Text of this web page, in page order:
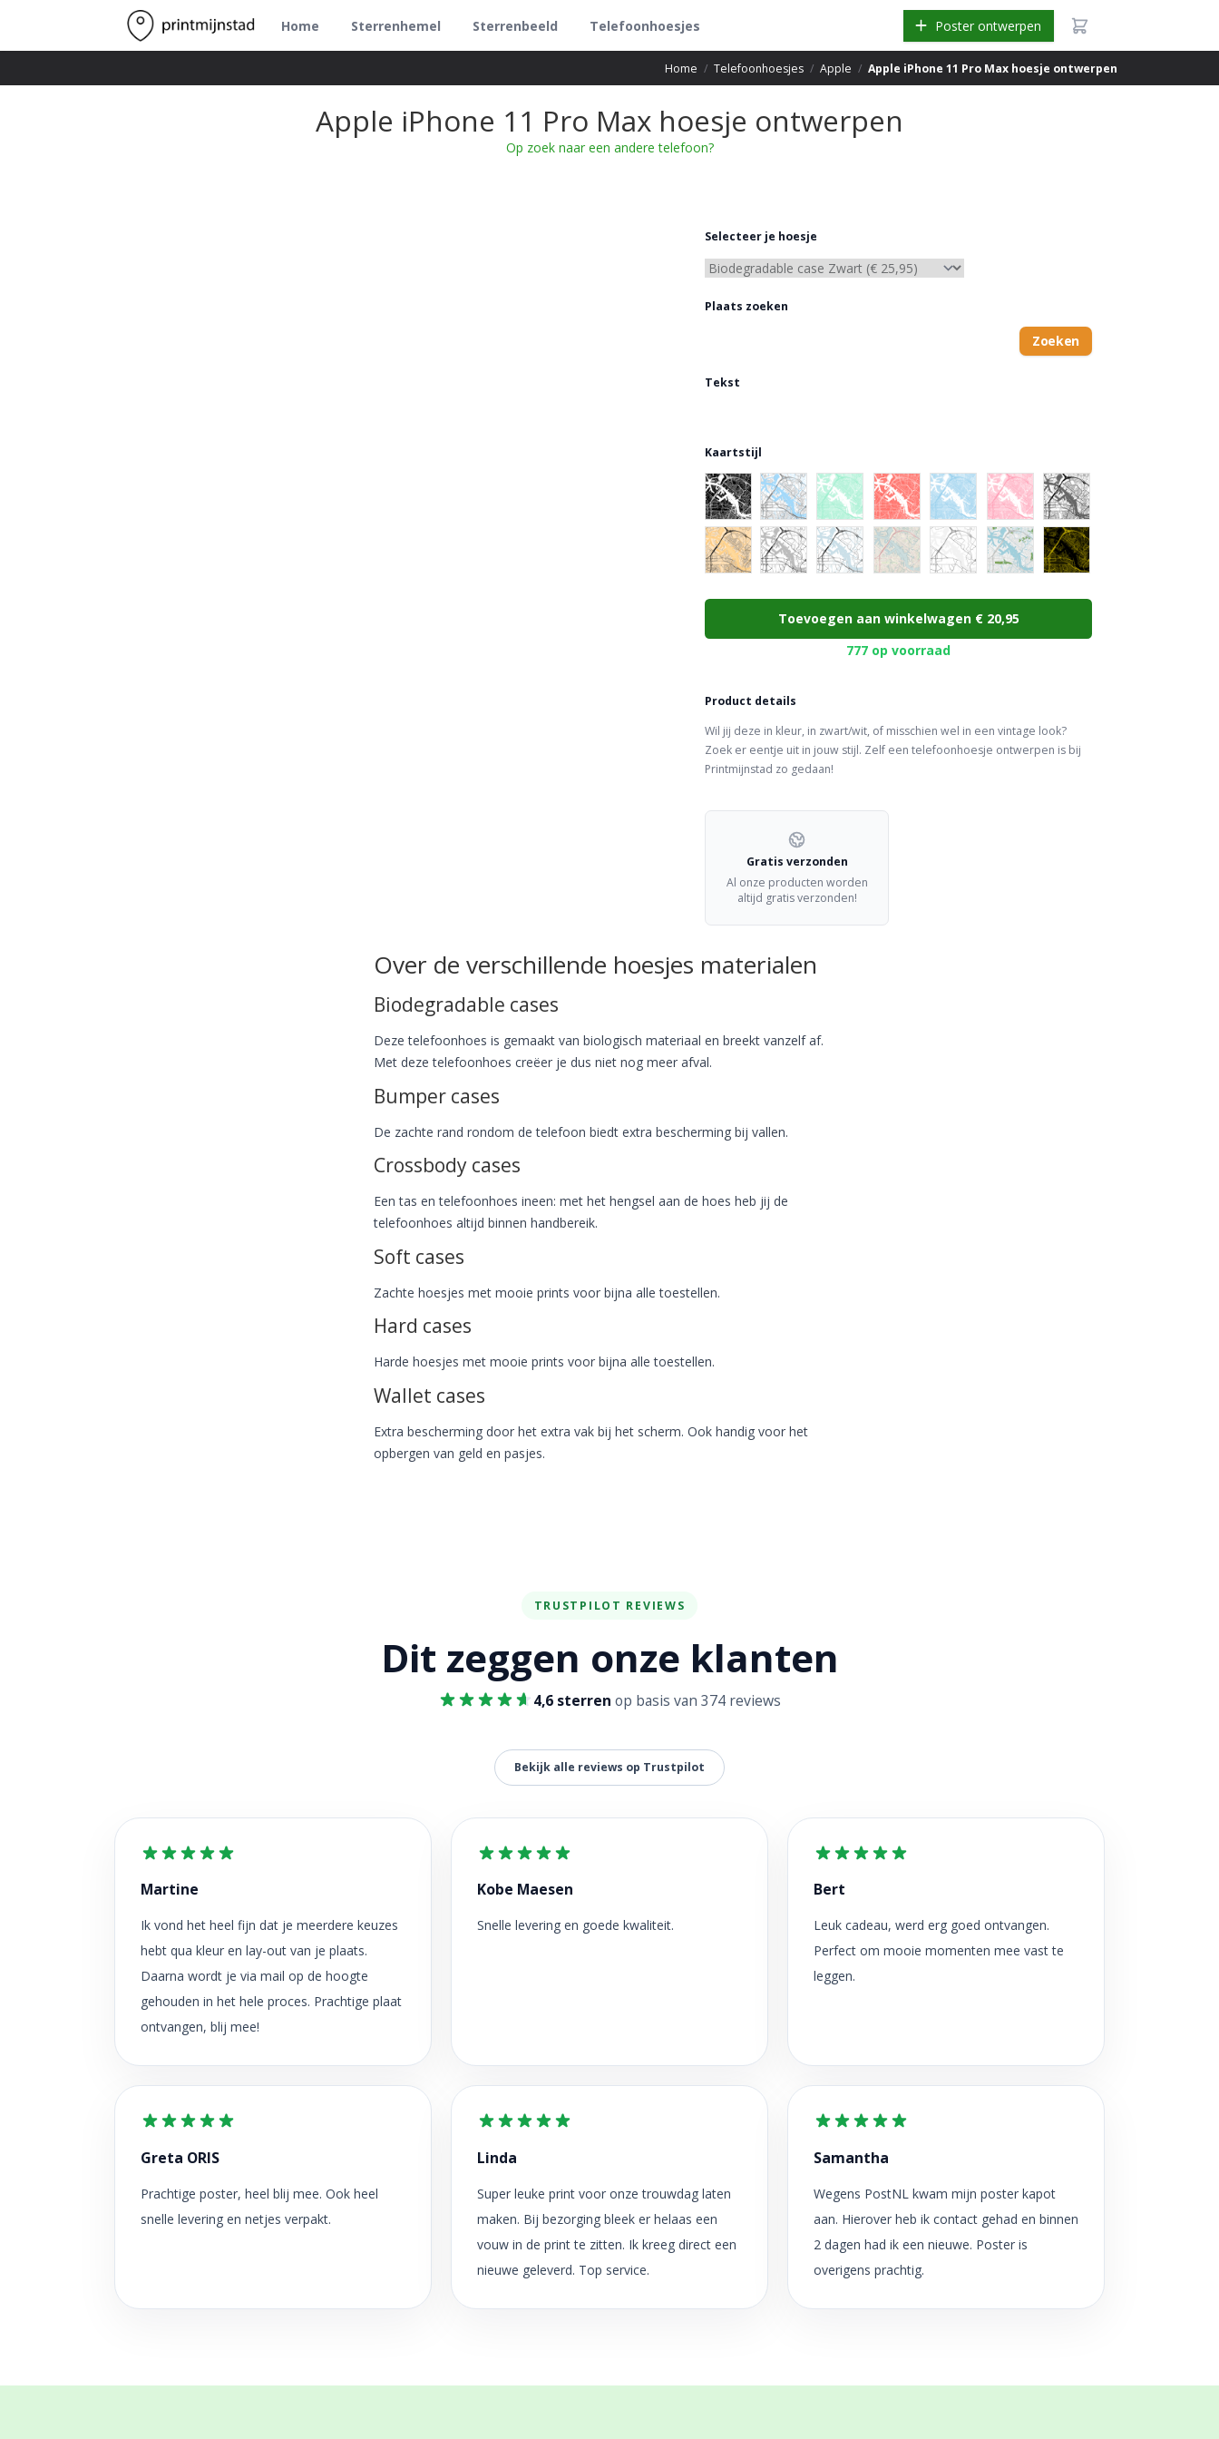
Home Sterrenhemel Sterrenbeeld Telefoonhoesjes Poster ontwerpen
Home / Telefoonhoesjes / Apple / Apple iPhone 11 Pro Max hoesje ontwerpen
Apple iPhone 11 Pro Max hoesje ontwerpen
Op zoek naar een andere telefoon?
Selecteer je hoesje
Plaats zoeken
Zoeken
Tekst
Kaartstijl
Choose a color
Toevoegen aan winkelwagen € 20,95
777 op voorraad
Product details
Wil jij deze in kleur, in zwart/wit, of misschien wel in een vintage look?
Zoek er eentje uit in jouw stijl. Zelf een telefoonhoesje ontwerpen is bij
Printmijnstad zo gedaan!
Gratis verzonden
Al onze producten worden
altijd gratis verzonden!
Over de verschillende hoesjes materialen
Biodegradable cases
Deze telefoonhoes is gemaakt van biologisch materiaal en breekt vanzelf af.
Met deze telefoonhoes creëer je dus niet nog meer afval.
Bumper cases
De zachte rand rondom de telefoon biedt extra bescherming bij vallen.
Crossbody cases
Een tas en telefoonhoes ineen: met het hengsel aan de hoes heb jij de
telefoonhoes altijd binnen handbereik.
Soft cases
Zachte hoesjes met mooie prints voor bijna alle toestellen.
Hard cases
Harde hoesjes met mooie prints voor bijna alle toestellen.
Wallet cases
Extra bescherming door het extra vak bij het scherm. Ook handig voor het
opbergen van geld en pasjes.
TRUSTPILOT REVIEWS
Dit zeggen onze klanten
4,6 sterren op basis van 374 reviews
Bekijk alle reviews op Trustpilot
Martine
Ik vond het heel fijn dat je meerdere keuzes
hebt qua kleur en lay-out van je plaats.
Daarna wordt je via mail op de hoogte
gehouden in het hele proces. Prachtige plaat
ontvangen, blij mee!
Kobe Maesen
Snelle levering en goede kwaliteit.
Bert
Leuk cadeau, werd erg goed ontvangen.
Perfect om mooie momenten mee vast te
leggen.
Greta ORIS
Prachtige poster, heel blij mee. Ook heel
snelle levering en netjes verpakt.
Linda
Super leuke print voor onze trouwdag laten
maken. Bij bezorging bleek er helaas een
vouw in de print te zitten. Ik kreeg direct een
nieuwe geleverd. Top service.
Samantha
Wegens PostNL kwam mijn poster kapot
aan. Hierover heb ik contact gehad en binnen
2 dagen had ik een nieuwe. Poster is
overigens prachtig.